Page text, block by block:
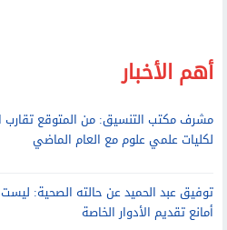
أهم الأخبار
مشرف مكتب التنسيق: من المتوقع تقارب
لكليات علمي علوم مع العام الماضي
توفيق عبد الحميد عن حالته الصحية:
أمانع تقديم الأدوار الخاصة